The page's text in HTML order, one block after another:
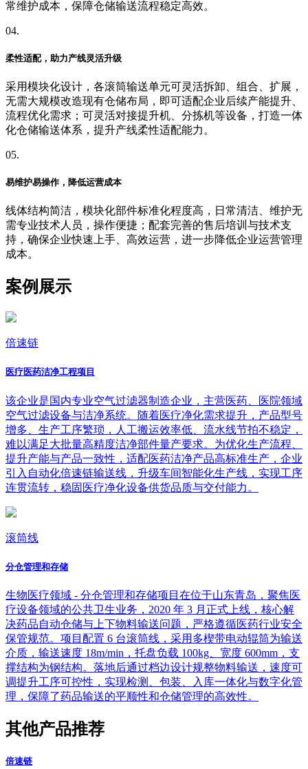
常维护成本，保障仓储输送流程稳定高效。
04.
柔性适配，助力产线灵活升级
采用模块化设计，各滚筒输送单元可灵活拆卸、组合、扩展，
无需大规模改造现有仓储布局，即可适配企业后续产能提升、
流程优化需求；可灵活对接提升机、分拣机等设备，打造一体
化仓储输送体系，提升产线柔性适配能力。
05.
易维护易操作，降低运营成本
线体结构简洁，模块化部件标准化程度高，日常清洁、维护无
需专业技术人员，操作便捷；配套完善的售后培训与技术支
持，确保企业快速上手、高效运营，进一步降低企业运营管理
成本。
案例展示
倍速链
医疗医药洁净工程项目
该企业是国内专业空气过滤器制造企业，主营医药、医院领域
空气过滤设备与洁净系统。随着医疗净化需求提升，产品型号
增多、生产工序繁琐，人工搬运效率低、流水线节拍不稳定，
难以满足大批量高精度洁净部件量产要求。为优化生产流程、
提升产能与产品一致性，适配医药洁净产品高标准生产，企业
引入自动化倍速链输送线，升级车间智能化生产线，实现工序
连贯流转，稳固医疗净化设备供货品质与交付能力。
滚筒线
分仓管理和存储
生物医疗领域 - 分仓管理和存储项目在位于山东青岛，聚焦医
疗设备领域的公共卫生业务，2020 年 3 月正式上线，核心解
决药品自动仓储与上下物料输送问题，严格遵循医药行业安全
保管规范。项目配置 6 台滚筒线，采用多楔带电动辊筒为输送
介质，输送速度 18m/min，托盘负载 100kg、宽度 600mm，支
撑结构为钢结构。落地后通过档边设计规整物料输送，速度可
调提升工序可控性，实现检测、包装、入库一体化与数字化管
理，保障了药品输送的平顺性和仓储管理的高效性。
其他产品推荐
倍速链